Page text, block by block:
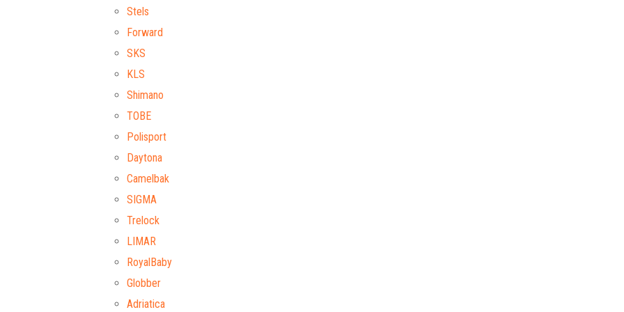
Stels
Forward
SKS
KLS
Shimano
TOBE
Polisport
Daytona
Camelbak
SIGMA
Trelock
LIMAR
RoyalBaby
Globber
Adriatica